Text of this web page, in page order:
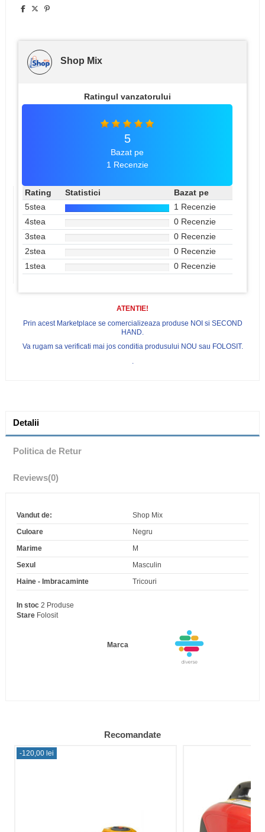
Shop Mix
Ratingul vanzatorului
5
Bazat pe
1 Recenzie
Rating Statistici
Bazat pe
5stea
1 Recenzie
4stea
0 Recenzie
3stea
0 Recenzie
2stea
0 Recenzie
1stea
0 Recenzie
ATENTIE!
Prin acest Marketplace se comercializeaza produse NOI si SECOND
HAND.
Va rugam sa verificati mai jos conditia produsului NOU sau FOLOSIT.
.
Detalii
Politica de Retur
Reviews(0)
Vandut de:
Shop Mix
Culoare
Negru
Marime
M
Sexul
Masculin
Haine - Imbracaminte
Tricouri
Marca
In stoc 2 Produse
Stare Folosit
Recomandate
-120,00 lei